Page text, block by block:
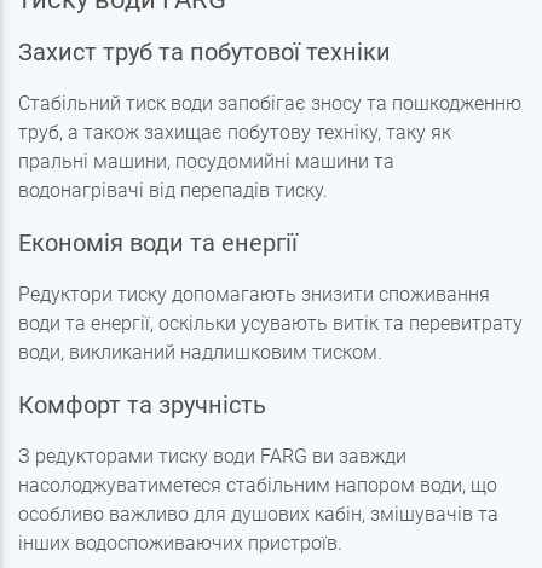
Захист труб та побутової техніки
Стабільний тиск води запобігає зносу та пошкодженню
труб, а також захищає побутову техніку, таку як
пральні машини, посудомийні машини та
водонагрівачі від перепадів тиску.
Економія води та енергії
Редуктори тиску допомагають знизити споживання
води та енергії, оскільки усувають витік та перевитрату
води, викликаний надлишковим тиском.
Комфорт та зручність
З редукторами тиску води FARG ви завжди
насолоджуватиметеся стабільним напором води, що
особливо важливо для душових кабін, змішувачів та
інших водоспоживаючих пристроїв.